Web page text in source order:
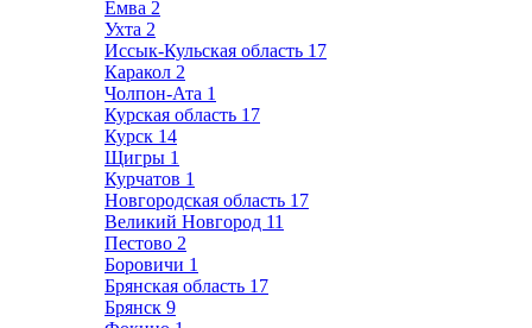
Емва 2
Ухта 2
Иссык-Кульская область 17
Каракол 2
Чолпон-Ата 1
Курская область 17
Курск 14
Щигры 1
Курчатов 1
Новгородская область 17
Великий Новгород 11
Пестово 2
Боровичи 1
Брянская область 17
Брянск 9